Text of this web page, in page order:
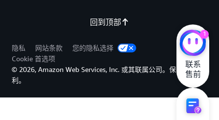
回到顶部
隐私 网站条款
您的隐私选择
Cookie 首选项
© 2026, Amazon Web Services, Inc. 或其联属公司。保留所有权
利。
1
联系
售前